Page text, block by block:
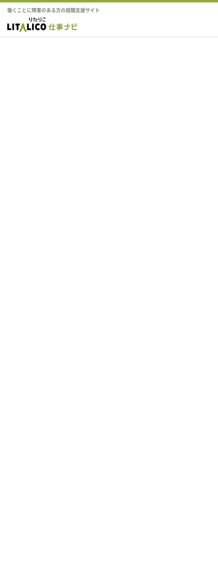
働くことに障害のある方の就職支援サイト